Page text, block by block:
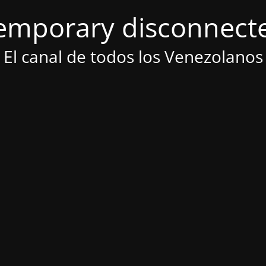
El canal de todos los Venezolanos